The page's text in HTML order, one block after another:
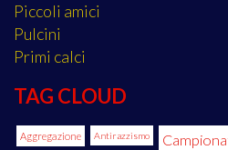
Piccoli amici
Pulcini
Primi calci
TAG CLOUD
Aggregazione Antirazzismo